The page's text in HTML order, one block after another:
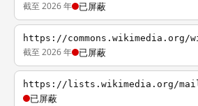
截至 2026 年 已屏蔽
https://commons.wikimedia.org/
截至 2026 年 已屏蔽
https://lists.wikimedia.org/
已屏蔽